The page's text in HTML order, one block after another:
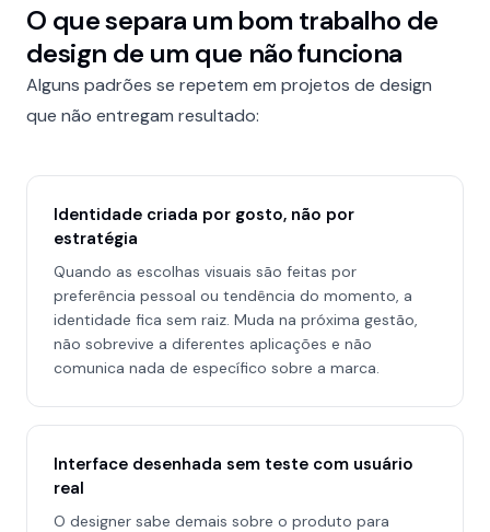
O que separa um bom trabalho de
design de um que não funciona
Alguns padrões se repetem em projetos de design
que não entregam resultado:
Identidade criada por gosto, não por
estratégia
Quando as escolhas visuais são feitas por
preferência pessoal ou tendência do momento, a
identidade fica sem raiz. Muda na próxima gestão,
não sobrevive a diferentes aplicações e não
comunica nada de específico sobre a marca.
Interface desenhada sem teste com usuário
real
O designer sabe demais sobre o produto para